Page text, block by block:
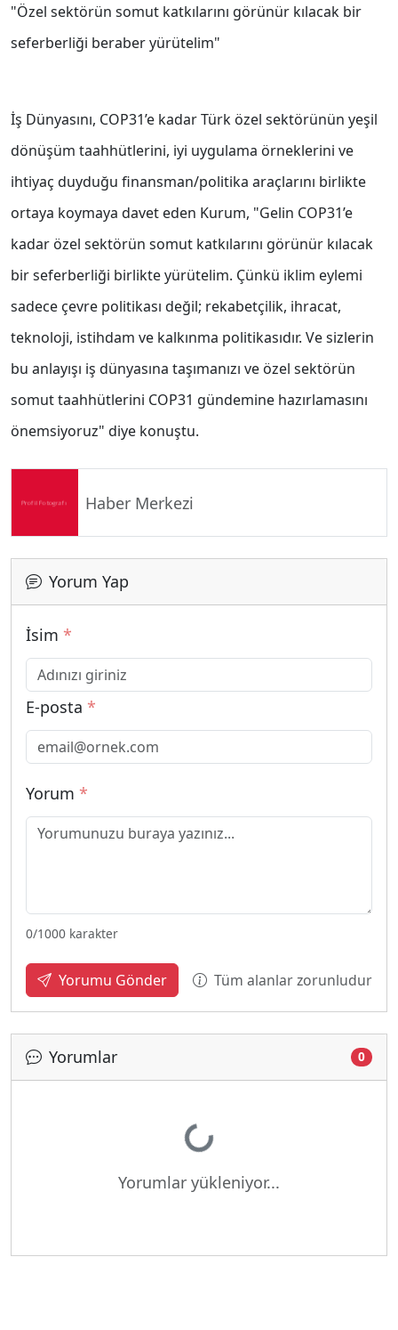
"Özel sektörün somut katkılarını görünür kılacak bir
seferberliği beraber yürütelim"
İş Dünyasını, COP31’e kadar Türk özel sektörünün yeşil
dönüşüm taahhütlerini, iyi uygulama örneklerini ve
ihtiyaç duyduğu finansman/politika araçlarını birlikte
ortaya koymaya davet eden Kurum, "Gelin COP31’e
kadar özel sektörün somut katkılarını görünür kılacak
bir seferberliği birlikte yürütelim. Çünkü iklim eylemi
sadece çevre politikası değil; rekabetçilik, ihracat,
teknoloji, istihdam ve kalkınma politikasıdır. Ve sizlerin
bu anlayışı iş dünyasına taşımanızı ve özel sektörün
somut taahhütlerini COP31 gündemine hazırlamasını
önemsiyoruz" diye konuştu.
Haber Merkezi
Yorum Yap
İsim *
E-posta *
Yorum *
0/1000 karakter
Yorumu Gönder Tüm alanlar zorunludur
Yorumlar 0
Yükleniyor...
Yorumlar yükleniyor...